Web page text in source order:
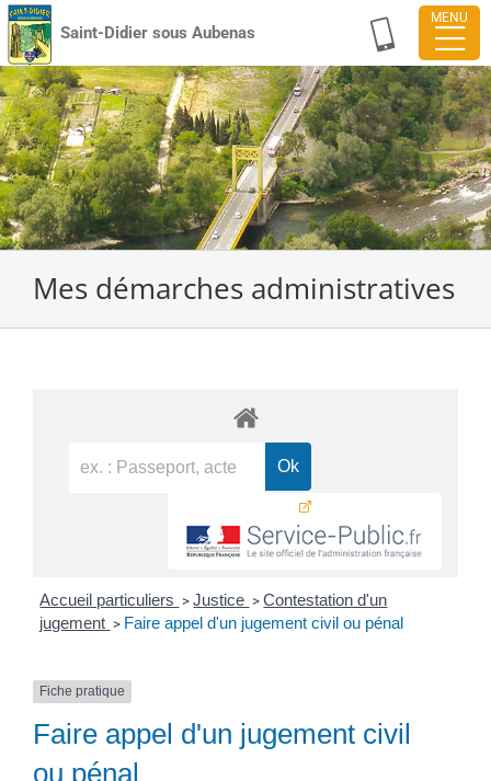
Passer
au
contenu
Saint-Didier sous Aubenas
Mes démarches administratives
Accueil particuliers > Justice > Contestation d'un
jugement > Faire appel d'un jugement civil ou pénal
Fiche pratique
Faire appel d'un jugement civil
ou pénal